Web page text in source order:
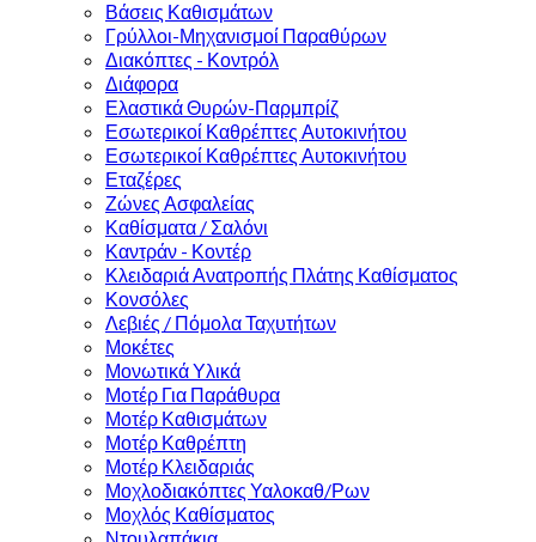
Βάσεις Καθισμάτων
Γρύλλοι-Μηχανισμοί Παραθύρων
Διακόπτες - Κοντρόλ
Διάφορα
Ελαστικά Θυρών-Παρμπρίζ
Εσωτερικοί Καθρέπτες Αυτοκινήτου
Εσωτερικοί Καθρέπτες Αυτοκινήτου
Εταζέρες
Ζώνες Ασφαλείας
Καθίσματα / Σαλόνι
Καντράν - Κοντέρ
Κλειδαριά Ανατροπής Πλάτης Καθίσματος
Κονσόλες
Λεβιές / Πόμολα Ταχυτήτων
Μοκέτες
Μονωτικά Υλικά
Μοτέρ Για Παράθυρα
Μοτέρ Καθισμάτων
Μοτέρ Καθρέπτη
Μοτέρ Κλειδαριάς
Μοχλοδιακόπτες Υαλοκαθ/Ρων
Μοχλός Καθίσματος